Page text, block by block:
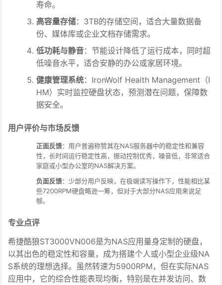
寿命。
高容量存储：3TB的存储空间，适合大量数据备
份、媒体库或企业文档存储需求。
低功耗与静音：节能设计降低了运行成本，同时超
低噪音水平，适合安静的办公或家居环境。
健康管理系统：IronWolf Health Management（I
HM）实时监控硬盘状态，预测潜在问题，保障数
据安全。
用户评价与市场反馈
正面反馈：用户普遍称赞其在NAS服务器中的稳定性和兼容
性，长时间运行稳定性高，振动控制优秀，噪音低，非常适合
家庭或小型办公室的NAS解决方案。
负面反馈：少部分用户反映，在极端读写操作下，性能相比某
些7200RPM硬盘略逊一筹，但对于大部分NAS应用来说足
够。
专业点评
希捷酷狼ST3000VN006是为NAS应用量身定制的硬盘，
以其出色的稳定性和容量，成为搭建个人或小型企业级NA
S系统的理想选择。虽然转速为5900RPM，但在实际NAS
应用中，它的综合性能表现均衡，特别是在并发访问、数